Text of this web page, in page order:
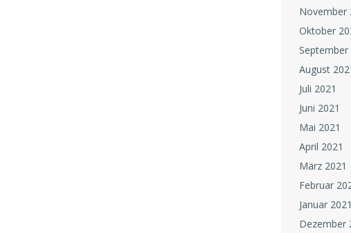
November
Oktober
September
August
Juli 2021
Juni 2021
Mai 2021
April 2021
März 2021
Februar
Januar 2021
Dezember